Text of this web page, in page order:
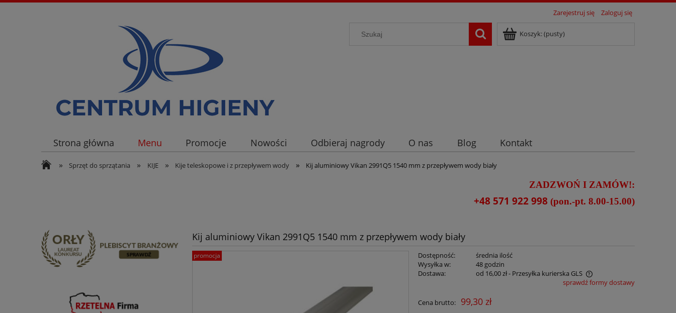
Zarejestruj się Zaloguj się
Koszyk:(pusty)
Strona główna Menu Promocje Nowości Odbieraj nagrody O nas Blog Kontakt
» Sprzęt do sprzątania » KIJE » Kije teleskopowe i z przepływem wody » Kij aluminiowy Vikan 2991Q5 1540 mm z przepływem wody biały
ZADZWOŃ I ZAMÓW!:
+48 571 922 998 (pon.-pt. 8.00-15.00)
Kij aluminiowy Vikan 2991Q5 1540 mm z przepływem wody biały
promocja Dostępność:
średnia ilość
Wysyłka w:
48 godzin
Dostawa:
od 16,00 zł- Przesyłka kurierska GLS
płatności
sprawdź formy dostawy
Cena brutto: 99,30 zł